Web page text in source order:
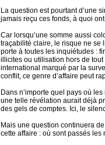
La question est pourtant d’une
jamais reçu ces fonds, à quoi
Car lorsqu’une somme aussi
traçabilité claire, le risque ne se
porte à toutes les inquiétudes :
illicites ou utilisation hors de
international marqué par la
conflit, ce genre d’affaire peut
Dans n’importe quel pays où
une telle révélation aurait déjà
des gels de comptes. Ici, le
Mais une question continuera
cette affaire : où sont passés les